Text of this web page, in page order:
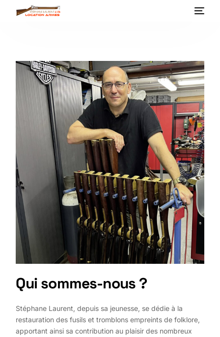
Qui sommes-nous ?
Stéphane Laurent, depuis sa jeunesse, se dédie à la
restauration des fusils et tromblons empreints de folklore,
apportant ainsi sa contribution au plaisir des nombreux